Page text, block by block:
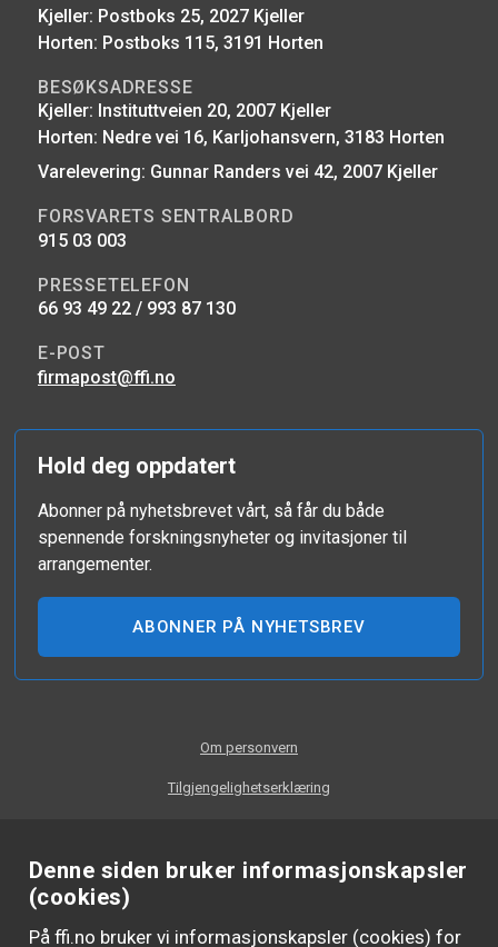
Denne siden bruker informasjonskapsler
(cookies)
På ffi.no bruker vi informasjonskapsler (cookies) for
Kjeller: Postboks 25, 2027 Kjeller
Horten: Postboks 115, 3191 Horten
BESØKSADRESSE
Kjeller: Instituttveien 20, 2007 Kjeller
Horten: Nedre vei 16, Karljohansvern, 3183 Horten
Varelevering: Gunnar Randers vei 42, 2007 Kjeller
FORSVARETS SENTRALBORD
915 03 003
PRESSETELEFON
66 93 49 22 / 993 87 130
E-POST
firmapost@ffi.no
Hold deg oppdatert
Abonner på nyhetsbrevet vårt, så får du både
spennende forskningsnyheter og invitasjoner til
arrangementer.
ABONNER PÅ NYHETSBREV
Om personvern
Tilgjengelighetserklæring